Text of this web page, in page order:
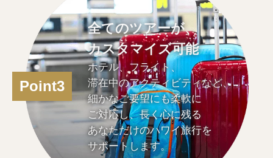
Point3
全てのツアーが、
カスタマイズ可能
ホテル、フライト、
滞在中のアクティビティなど、
細かなご要望にも柔軟に
ご対応し、長く心に残る
あなただけのハワイ旅行を
サポートします。